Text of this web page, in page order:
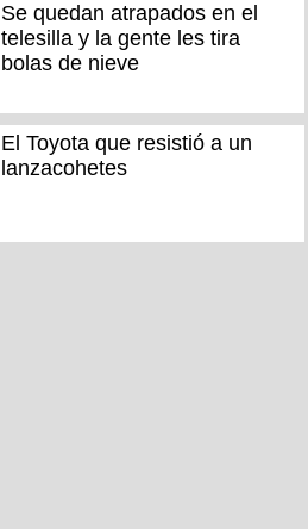
Se quedan atrapados en el
telesilla y la gente les tira
bolas de nieve
El Toyota que resistió a un
lanzacohetes